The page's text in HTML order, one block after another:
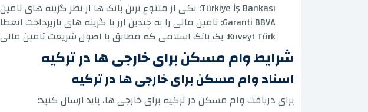
Türkiye İş Bankası: یکی از متنوع ترین بانک ها از نظر گزینه های تامین مالی.
Garanti BBVA: تامین مالی را به چندین ارز با گزینه های بازپرداخت انعطاف پذیر ارائه می دهد.
Kuveyt Türk: یک بانک اسلامی که مطابق با اصول شریعت تامین مالی ارائه می دهد.
شرایط وام مسکن برای خارجی ها در ترکیه
اسناد وام مسکن برای خارجی ها در ترکیه
برای دریافت وام مسکن در ترکیه برای خارجی ها، باید ارسال کنید: